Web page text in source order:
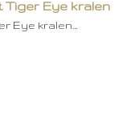
Tiger Eye kralen
Eye kralen…